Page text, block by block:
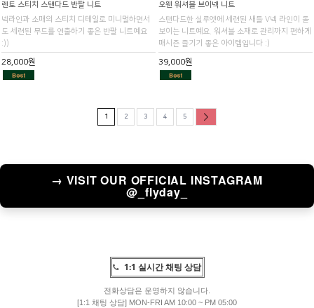
렌토 스티치 스탠다드 반팔 니트
넥라인과 소매의 스티치 디테일로 미니멀하면서
도 세련된 무드를 연출하기 좋은 반팔 니트예요
:))
28,000원
오웬 워셔블 브이넥 니트
스탠다드한 실루엣에 세련된 새들 V넥 라인이 돋
보이는 니트예요. 워셔블 소재로 관리까지 편하게
매시즌 즐기기 좋은 아이템입니다 :)
39,000원
1 2 3 4 5
→ VISIT OUR OFFICIAL INSTAGRAM
@_flyday_
1:1 실시간 채팅 상담
전화상담은 운영하지 않습니다.
[1:1 채팅 상담] MON-FRI AM 10:00 ~ PM 05:00